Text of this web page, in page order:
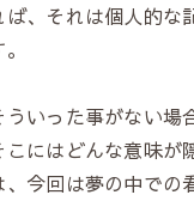
、それは個人的な
いった事がない場
こにはどんな意味が
、今回は夢の中での